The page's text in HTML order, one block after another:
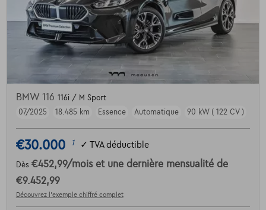
BMW 116 116i / M Sport
07/2025
18.485 km Essence Automatique 90 kW ( 122 CV )
€30.000 1 ✓ TVA déductible
Dès €452,99/mois et une dernière mensualité de
€9.452,99
Découvrez l’exemple chiffré complet